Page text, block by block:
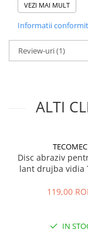
Constructii
Masini de taiat
Masini de taiat
Masini de taiat
Masini de prelucrat
Accesorii masini de
Finisare si
Vibratoare beton
Scarificatoare beton
VEZI MAI MULT
Informatii
Review-uri(1)
ALTI
TECOMEC
Disc abraziv
lant drujba vidia
119,00
IN